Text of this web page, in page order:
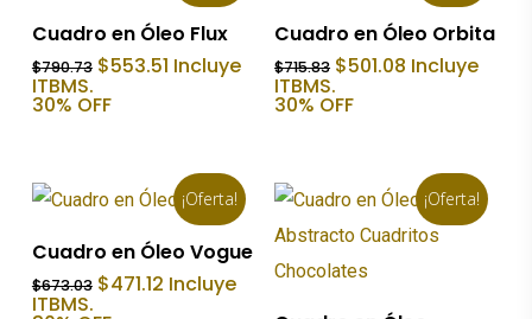
Añadir Al Carrito
Cuadro en Óleo Flux
$790.73 El
original
$553.51El
precio
Incluye
ITBMS.
30% OFF
Añadir Al Carrito
Cuadro en Óleo Orbita
$715.83 El
precio
original
$501.08 El
precio
Incluye
ITBMS.
30% OFF
¡Oferta!
Añadir Al Carrito
Cuadro en Óleo Vogue
$673.03 El
$471.12El
precio
Incluye
ITBMS.
¡Oferta!
Añadir Al Carrito